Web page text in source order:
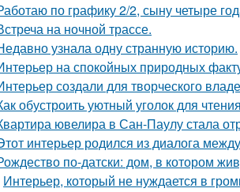
по графику 2/2, сыну четыре
на ночной трассе.
узнала одну странную историю.
на спокойных природных
создали для творческого
обустроить уютный уголок для
ювелира в Сан-Паулу стала
интерьер родился из диалога
по-датски: дом, в котором
Интерьер, который не нуждается в